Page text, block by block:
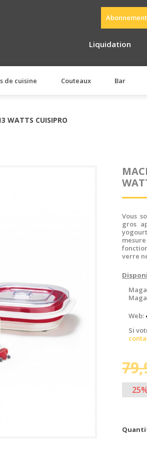
Liquidation
de cuisine Couteaux Bar
WATTS CUISIPRO
Vous
gros
mesure
verre
Web:
Si